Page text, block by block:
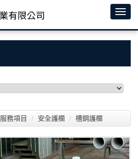
服務項目 安全護欄 槽鋼護欄